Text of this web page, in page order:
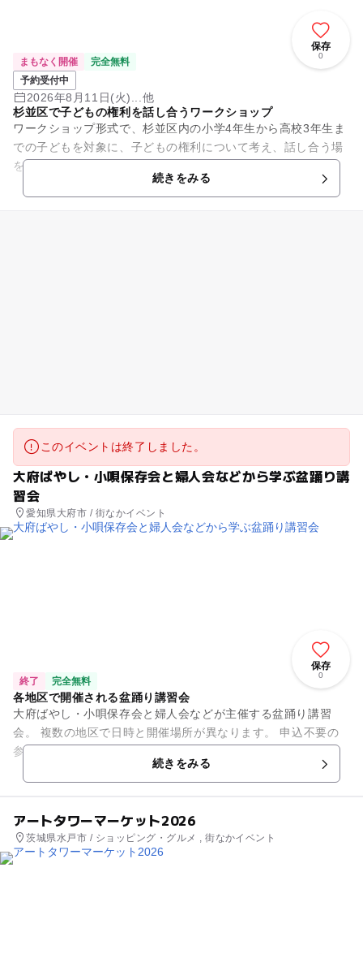
保存
0
まもなく開催
完全無料
予約受付中
2026年8月11日(火)...他
杉並区で子どもの権利を話し合うワークショップ
ワークショップ形式で、杉並区内の小学4年生から高校3年生ま
での子どもを対象に、子どもの権利について考え、話し合う場
を提供します。全5回の開催予定で、参加申し込みは電話また
続きをみる
このイベントは終了しました。
大府ばやし・小唄保存会と婦人会などから学ぶ盆踊り講
習会
愛知県大府市 / 街なかイベント
保存
0
終了 完全無料
各地区で開催される盆踊り講習会
大府ばやし・小唄保存会と婦人会などが主催する盆踊り講習
会。 複数の地区で日時と開催場所が異なります。 申込不要の
参加形式です。
続きをみる
アートタワーマーケット2026
茨城県水戸市 / ショッピング・グルメ , 街なかイベント